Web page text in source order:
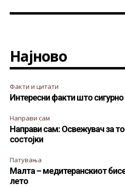
Најново
Факти и цитати
Интересни факти што сигурно
Направи сам
Направи сам: Освежувач за
состојки
Патувања
Малта – медитеранскиот
лето